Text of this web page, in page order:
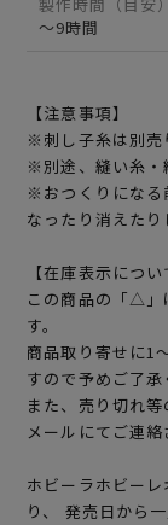
～9時間
【注意事項】
※刺し子糸は別売
※別途、縫い糸・
※おつくりになる
なったり消えたり
【在庫表示につい
この商品の「△」
す。
商品取り寄せに1
すので予めご了承
また、売り切れ
メールにてご連絡
ホビーラホビー
り、 発売日から